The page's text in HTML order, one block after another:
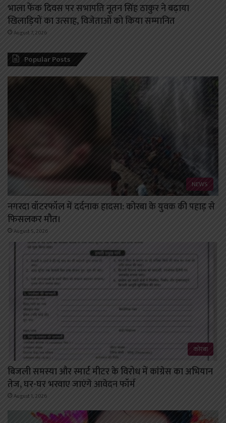
भाला फेंक दिवस पर सभापति नूतन सिंह ठाकुर ने बढ़ाया
खिलाड़ियों का उत्साह, विजेताओं को किया सम्मानित
August 7, 2026
Popular Posts
NEWS
नगरदा वॉटरफॉल में दर्दनाक हादसा: कोरबा के युवक की पहाड़ से
फिसलकर मौत।
August 5, 2026
कोरबा
बिजली समस्या और स्मार्ट मीटर के विरोध में कांग्रेस का अभियान
तेज, घर-घर भरवाए जाएंगे आवेदन फॉर्म
August 1, 2026